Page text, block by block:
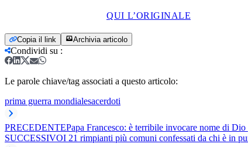
QUI L’ORIGINALE
Copia il link Archivia articolo
Condividi su :
Le parole chiave/tag associati a questo articolo:
prima guerra mondialesacerdoti
PRECEDENTEPapa Francesco: è terribile invocare nome di
SUCCESSIVOI 21 rimpianti più comuni confessati da chi è in